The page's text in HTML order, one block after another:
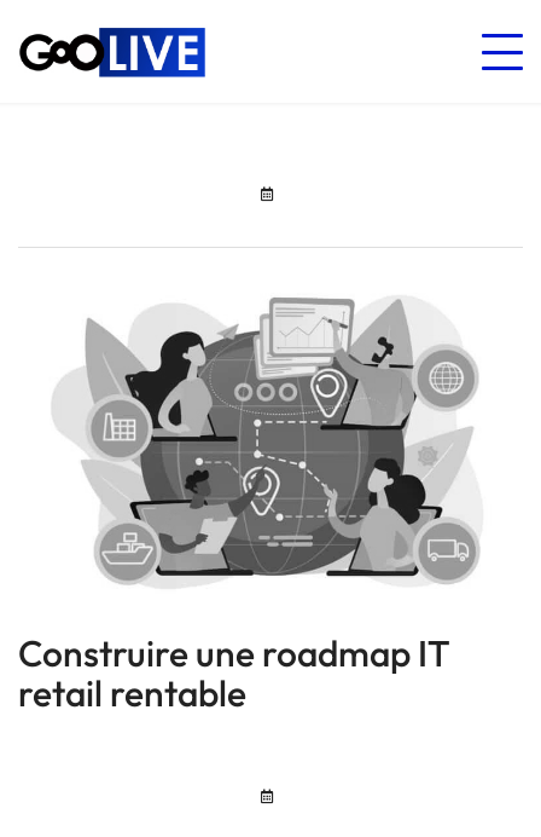
Construire une roadmap IT
retail rentable